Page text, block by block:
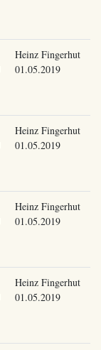
Heinz Fingerhut
01.05.2019
Heinz Fingerhut
01.05.2019
Heinz Fingerhut
01.05.2019
Heinz Fingerhut
01.05.2019